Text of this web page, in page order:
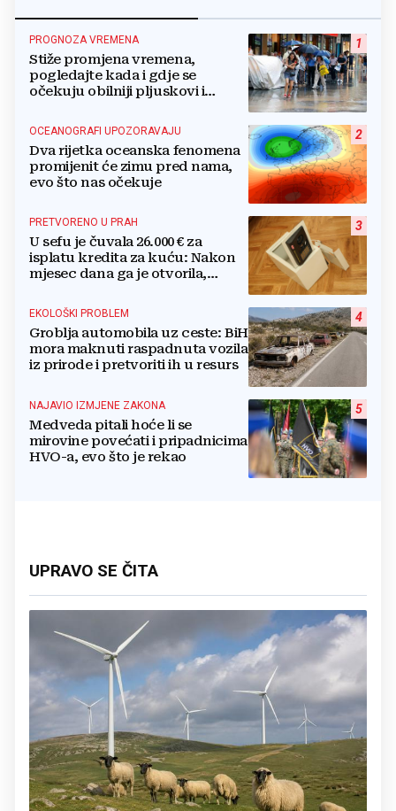
1
PROGNOZA VREMENA
Stiže promjena vremena,
pogledajte kada i gdje se
očekuju obilniji pljuskovi i
2
OCEANOGRAFI UPOZORAVAJU
Dva rijetka oceanska fenomena
promijenit će zimu pred nama,
evo što nas očekuje
3
PRETVORENO U PRAH
U sefu je čuvala 26.000 € za
isplatu kredita za kuću: Nakon
mjesec dana ga je otvorila,
4
EKOLOŠKI PROBLEM
Groblja automobila uz ceste: BiH
mora maknuti raspadnuta vozila
iz prirode i pretvoriti ih u resurs
5
NAJAVIO IZMJENE ZAKONA
Medveda pitali hoće li se
mirovine povećati i pripadnicima
HVO-a, evo što je rekao
UPRAVO SE ČITA